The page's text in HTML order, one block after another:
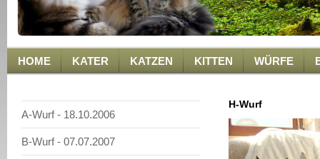
HOME KATER KATZEN KITTEN WÜRFE
A-Wurf - 18.10.2006
B-Wurf - 07.07.2007
H-Wurf